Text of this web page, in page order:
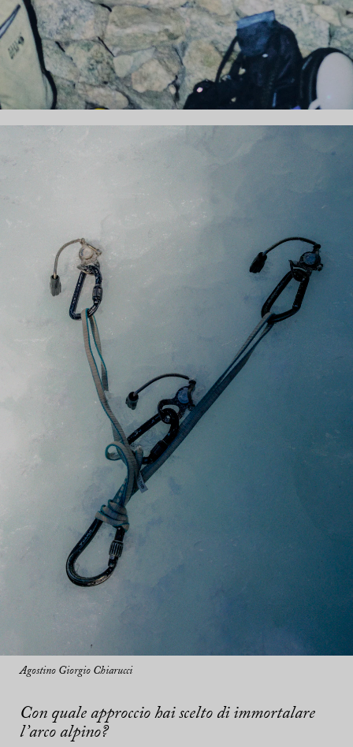
Agostino Giorgio Chiarucci
Con quale approccio hai scelto di immortalare
l’arco alpino?